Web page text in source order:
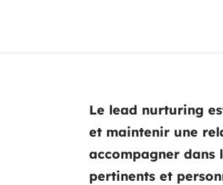
Le lead nurturing
et maintenir une
accompagner dans
pertinents et